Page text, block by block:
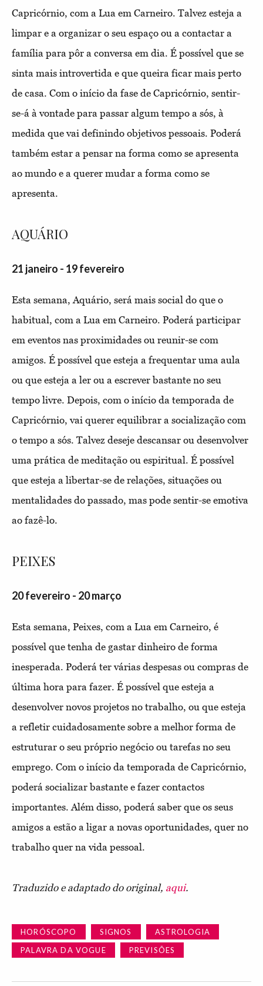
Capricórnio, com a Lua em Carneiro. Talvez esteja a
limpar e a organizar o seu espaço ou a contactar a
família para pôr a conversa em dia. É possível que se
sinta mais introvertida e que queira ficar mais perto
de casa. Com o início da fase de Capricórnio, sentir-
se-á à vontade para passar algum tempo a sós, à
medida que vai definindo objetivos pessoais. Poderá
também estar a pensar na forma como se apresenta
ao mundo e a querer mudar a forma como se
apresenta.
AQUÁRIO
21 janeiro - 19 fevereiro
Esta semana, Aquário, será mais social do que o
habitual, com a Lua em Carneiro. Poderá participar
em eventos nas proximidades ou reunir-se com
amigos. É possível que esteja a frequentar uma aula
ou que esteja a ler ou a escrever bastante no seu
tempo livre. Depois, com o início da temporada de
Capricórnio, vai querer equilibrar a socialização com
o tempo a sós. Talvez deseje descansar ou desenvolver
uma prática de meditação ou espiritual. É possível
que esteja a libertar-se de relações, situações ou
mentalidades do passado, mas pode sentir-se emotiva
ao fazê-lo.
PEIXES
20 fevereiro - 20 março
Esta semana, Peixes, com a Lua em Carneiro, é
possível que tenha de gastar dinheiro de forma
inesperada. Poderá ter várias despesas ou compras de
última hora para fazer. É possível que esteja a
desenvolver novos projetos no trabalho, ou que esteja
a refletir cuidadosamente sobre a melhor forma de
estruturar o seu próprio negócio ou tarefas no seu
emprego. Com o início da temporada de Capricórnio,
poderá socializar bastante e fazer contactos
importantes. Além disso, poderá saber que os seus
amigos a estão a ligar a novas oportunidades, quer no
trabalho quer na vida pessoal.
Traduzido e adaptado do original, aqui.
HORÓSCOPO SIGNOS
ASTROLOGIA
PALAVRA DA VOGUE
PREVISÕES